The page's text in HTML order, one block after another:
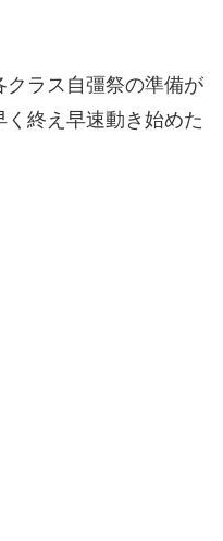
ラス自彊祭の準備が
終え早速動き始めた